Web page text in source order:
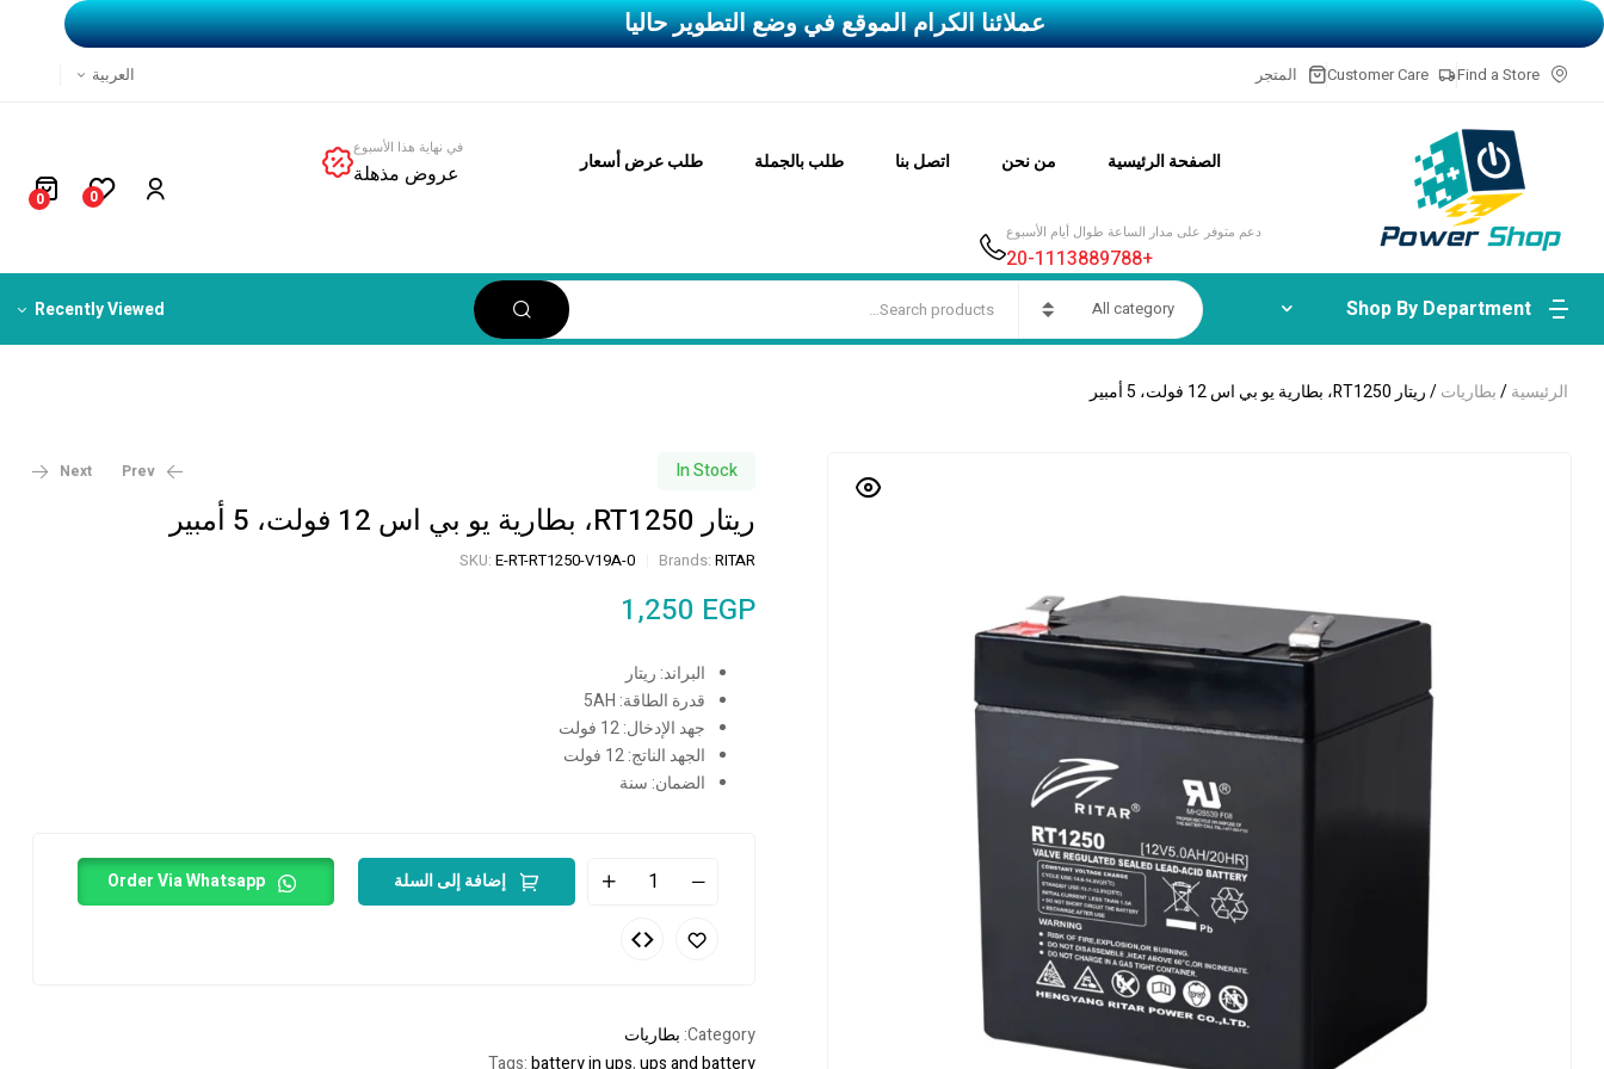
عملائنا الكرام الموقع في وضع التطوير حاليا
Find a Store
Customer Care المتجر العربية
الصفحة الرئيسية من نحن اتصل بنا طلب بالجملة طلب عرض أسعار
في نهاية هذا الأسبوع
عروض مذهلة
دعم متوفر على مدار الساعة طوال أيام الأسبوع
+20-1113889788
0
0
Shop By Department
All category
Recently Viewed
الرئيسية/بطاريات/ ريتار RT1250، بطارية يو بي اس 12 فولت، 5 أمبير
In Stock
Prev
Next
ريتار RT1250، بطارية يو بي اس 12 فولت، 5 أمبير
Brands:RITAR
SKU:E-RT-RT1250-V19A-0
1,250 EGP
البراند: ريتار
قدرة الطاقة: 5AH
جهد الإدخال: 12 فولت
الجهد الناتج: 12 فولت
الضمان: سنة
إضافة إلى السلة Order Via Whatsapp
Category: بطاريات
Tags:battery in ups,ups and battery